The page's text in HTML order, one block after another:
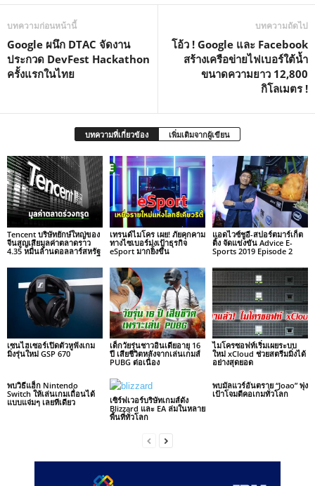
บทความก่อนหน้านี้
Google ผนึก DTAC จัดงาน
ประกวด DevFest Hackathon
ครั้งแรกในไทย
บทความถัดไป
โอ้ว ! Google และ Facebook
สร้างเครือข่ายไฟเบอร์ใต้น้ำ
ขนาดความยาว 12,800
กิโลเมตร !
บทความที่เกี่ยวข้อง เพิ่มเติมจากผู้เขียน
Tencent บริษัทยักษ์ใหญ่ของ
จีนสูญเสียมูลค่าตลาดราว
4.35 หมื่นล้านดอลลาร์สหรัฐ
เทรนด์ไมโคร เผย! ภัยคุกคาม
ทางไซเบอร์มุ่งเป้าธุรกิจ
eSport มากยิ่งขึ้น
แอดไวซ์ชูอี-สปอร์ตมาร์เก็ต
ติ้ง จัดแข่งขัน Advice E-
Sports 2019 Episode 2
เซนไฮเซอร์เปิดตัวหูฟังเกม
มิ่งรุ่นใหม่ GSP 670
เด็กวัยรุ่นชาวอินเดียอายุ 16
ปี เสียชีวิตหลังจากเล่นเกมส์
PUBG ต่อเนื่อง
ไมโครซอฟท์เริ่มเผยระบบ
ใหม่ xCloud ช่วยสตรีมมิ่งได้
อย่างสุดยอด
พบวิธีแฮ็ก Nintendo
Switch ให้เล่นเกมเถื่อนได้
แบบแจ่มๆ เลยทีเดียว
เซิร์ฟเวอร์บริษัทเกมส์ดัง
Blizzard และ EA ล่มในหลาย
พื้นที่ทั่วโลก
พบมัลแวร์อันตราย “Joao” พุ่ง
เป้าโจมตีคอเกมทั่วโลก